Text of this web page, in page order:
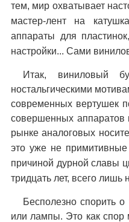
тем, мир охватывает
мастер-лент на
аппараты для
настройки... Сами
Итак, виниловый
ностальгическими
современных вертушек
совершенных аппаратов
рынке аналоговых
это уже не
причиной дурной славы
тридцать лет, всего
Бесполезно спорить
или лампы. Это как спор